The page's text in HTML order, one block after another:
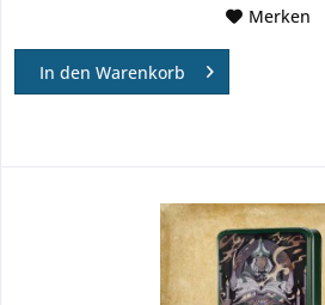
Merken
In den Warenkorb